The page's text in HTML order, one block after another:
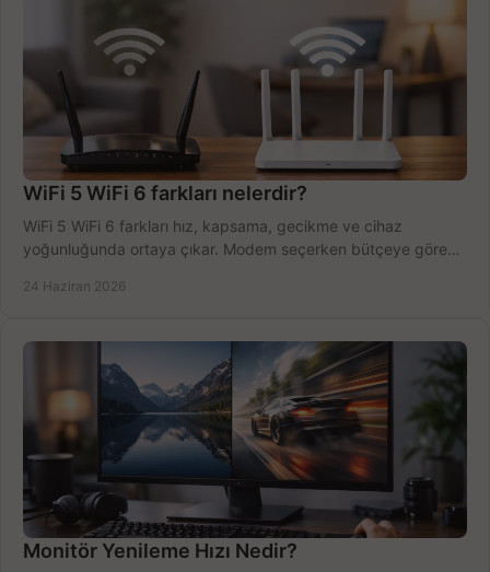
WiFi 5 WiFi 6 farkları nelerdir?
WiFi 5 WiFi 6 farkları hız, kapsama, gecikme ve cihaz
yoğunluğunda ortaya çıkar. Modem seçerken bütçeye göre
24 Haziran 2026
Monitör Yenileme Hızı Nedir?